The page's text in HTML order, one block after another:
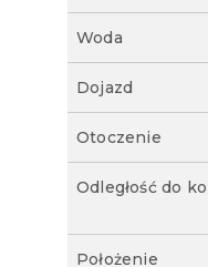
Woda
Dojazd
Otoczenie
Odległość do
Położenie